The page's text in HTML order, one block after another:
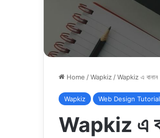
Home /Wapkiz /Wapkiz এ বানান
Wapkiz Web Design Tutorial
Wapkiz এ